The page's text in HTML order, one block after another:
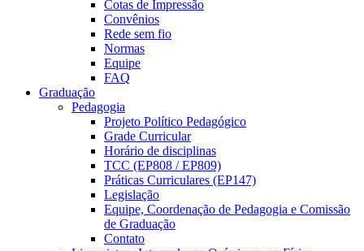
Cotas de Impressão
Convênios
Rede sem fio
Normas
Equipe
FAQ
Graduação
Pedagogia
Projeto Político Pedagógico
Grade Curricular
Horário de disciplinas
TCC (EP808 / EP809)
Práticas Curriculares (EP147)
Legislação
Equipe, Coordenação de Pedagogia e Comissão
de Graduação
Contato